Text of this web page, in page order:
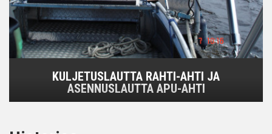
KULJETUSLAUTTA RAHTI-AHTI JA
ASENNUSLAUTTA APU-AHTI